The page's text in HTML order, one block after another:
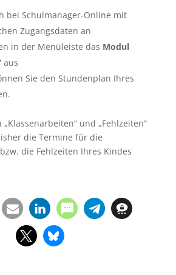
bei Schulmanager-Online mit
Zugangsdaten an
in der Menüleiste das Modul
aus
Sie den Stundenplan Ihres
und „Fehlzeiten“
die Termine für die
die Fehlzeiten Ihres Kindes